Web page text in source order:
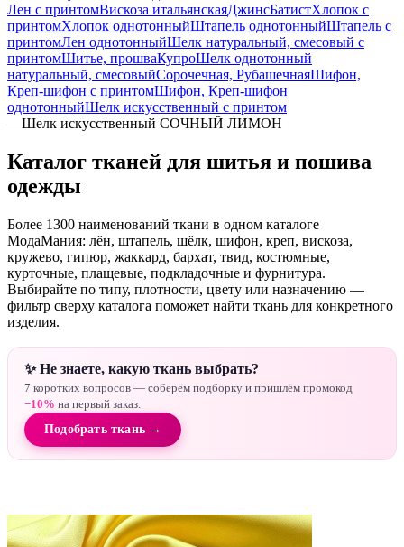
Лен с принтомВискоза итальянскаяДжинсБатистХлопок с
принтомХлопок однотонныйШтапель однотонныйШтапель с
принтомЛен однотонныйШелк натуральный, смесовый с
принтомШитье, прошваКупроШелк однотонный
натуральный, смесовыйСорочечная, РубашечнаяШифон,
Креп-шифон с принтомШифон, Креп-шифон
однотонныйШелк искусственный с принтом
—Шелк искусственный СОЧНЫЙ ЛИМОН
Каталог тканей для шитья и пошива
одежды
Более 1300 наименований ткани в одном каталоге
МодаМания: лён, штапель, шёлк, шифон, креп, вискоза,
кружево, гипюр, жаккард, бархат, твид, костюмные,
курточные, плащевые, подкладочные и фурнитура.
Выбирайте по типу, плотности, цвету или назначению —
фильтр сверху каталога поможет найти ткань для конкретного
изделия.
✨ Не знаете, какую ткань выбрать?
7 коротких вопросов — соберём подборку и пришлём промокод
−10% на первый заказ.
Подобрать ткань →